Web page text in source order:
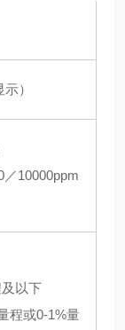
）
／10000ppm
以下
程或0-1%量